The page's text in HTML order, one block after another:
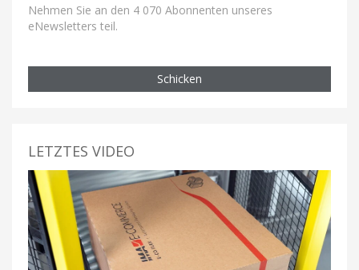
Nehmen Sie an den 4 070 Abonnenten unseres
eNewsletters teil.
Schicken
LETZTES VIDEO